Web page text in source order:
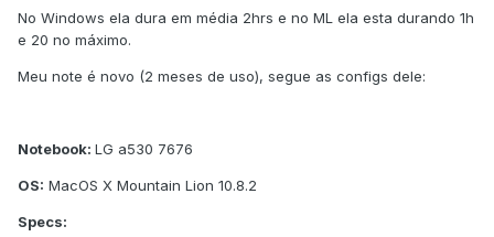
No Windows ela dura em média 2hrs e no ML ela esta durando 1h
e 20 no máximo.
Meu note é novo (2 meses de uso), segue as configs dele:
Notebook: LG a530 7676
OS: MacOS X Mountain Lion 10.8.2
Specs: